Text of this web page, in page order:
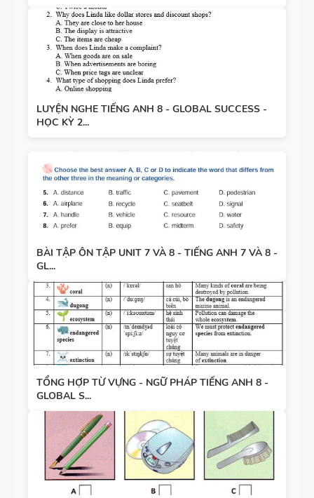
LUYỆN NGHE TIẾNG ANH 8 - GLOBAL SUCCESS -
HỌC KỲ 2...
BÀI TẬP ÔN TẬP UNIT 7 VÀ 8 - TIẾNG ANH 7 VÀ 8 -
GL...
TỔNG HỢP TỪ VỰNG - NGỮ PHÁP TIẾNG ANH 8 -
GLOBAL S...